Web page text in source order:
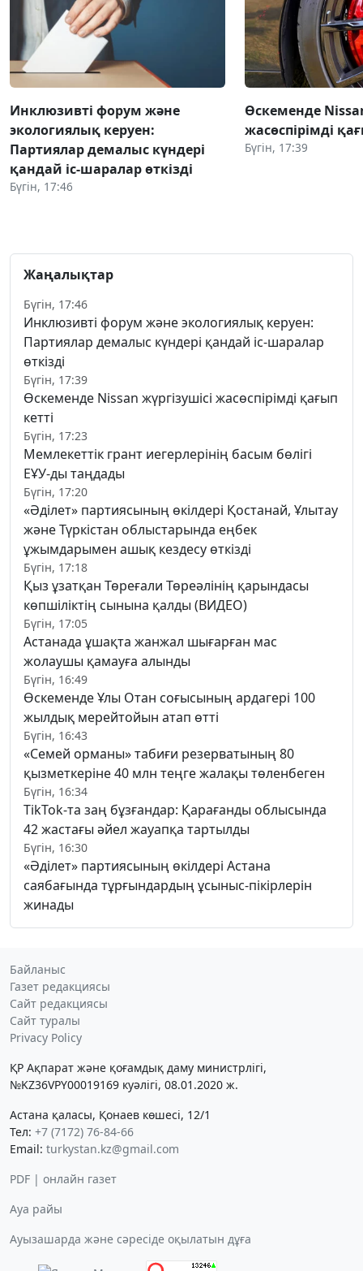
Инклюзивті форум және
экологиялық керуен:
Партиялар демалыс күндері
қандай іс-шаралар өткізді
Бүгін, 17:46
Өскеменде
жасөспірімді
Бүгін, 17:39
Жаңалықтар
Бүгін, 17:46
Инклюзивті форум және экологиялық керуен:
Партиялар демалыс күндері қандай іс-шаралар
өткізді
Бүгін, 17:39
Өскеменде Nissan жүргізушісі жасөспірімді қағып
кетті
Бүгін, 17:23
Мемлекеттік грант иегерлерінің басым бөлігі
ЕҰУ-ды таңдады
Бүгін, 17:20
«Әділет» партиясының өкілдері Қостанай, Ұлытау
және Түркістан облыстарында еңбек
ұжымдарымен ашық кездесу өткізді
Бүгін, 17:18
Қыз ұзатқан Төреғали Төреәлінің қарындасы
көпшіліктің сынына қалды (ВИДЕО)
Бүгін, 17:05
Астанада ұшақта жанжал шығарған мас
жолаушы қамауға алынды
Бүгін, 16:49
Өскеменде Ұлы Отан соғысының ардагері 100
жылдық мерейтойын атап өтті
Бүгін, 16:43
«Семей орманы» табиғи резерватының 80
қызметкеріне 40 млн теңге жалақы төленбеген
Бүгін, 16:34
TikTok-та заң бұзғандар: Қарағанды облысында
42 жастағы әйел жауапқа тартылды
Бүгін, 16:30
«Әділет» партиясының өкілдері Астана
саябағында тұрғындардың ұсыныс-пікірлерін
жинады
Байланыс
Газет редакциясы
Сайт редакциясы
Сайт туралы
Privacy Policy
ҚР Ақпарат және қоғамдық даму министрлігі,
№KZ36VPY00019169 куәлігі, 08.01.2020 ж.
Астана қаласы, Қонаев көшесі, 12/1
Тел: +7 (7172) 76-84-66
Email: turkystan.kz@gmail.com
PDF | онлайн газет
Ауа райы
Ауызашарда және сәресіде оқылатын дұға